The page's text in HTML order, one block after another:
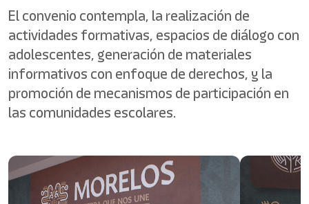
El convenio contempla, la realización de
actividades formativas, espacios de diálogo con
adolescentes, generación de materiales
informativos con enfoque de derechos, y la
promoción de mecanismos de participación en
las comunidades escolares.